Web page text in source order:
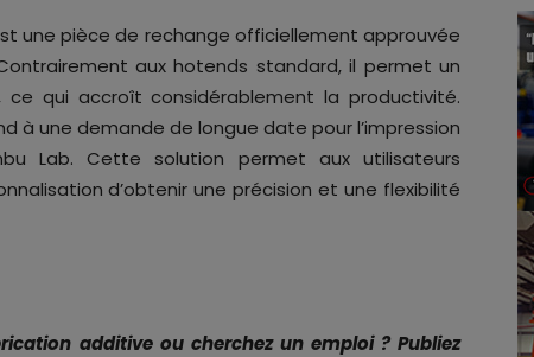
une pièce de rechange officiellement approuvée
aux hotends standard, il permet un
qui accroît considérablement la productivité.
à une demande de longue date pour l’impression
Lab. Cette solution permet aux utilisateurs
d’obtenir une précision et une flexibilité
additive ou cherchez un emploi ? Publiez